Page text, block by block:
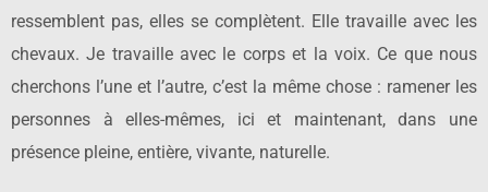
ressemblent pas, elles se complètent. Elle travaille avec les
chevaux. Je travaille avec le corps et la voix. Ce que nous
cherchons l’une et l’autre, c’est la même chose : ramener les
personnes à elles-mêmes, ici et maintenant, dans une
présence pleine, entière, vivante, naturelle.